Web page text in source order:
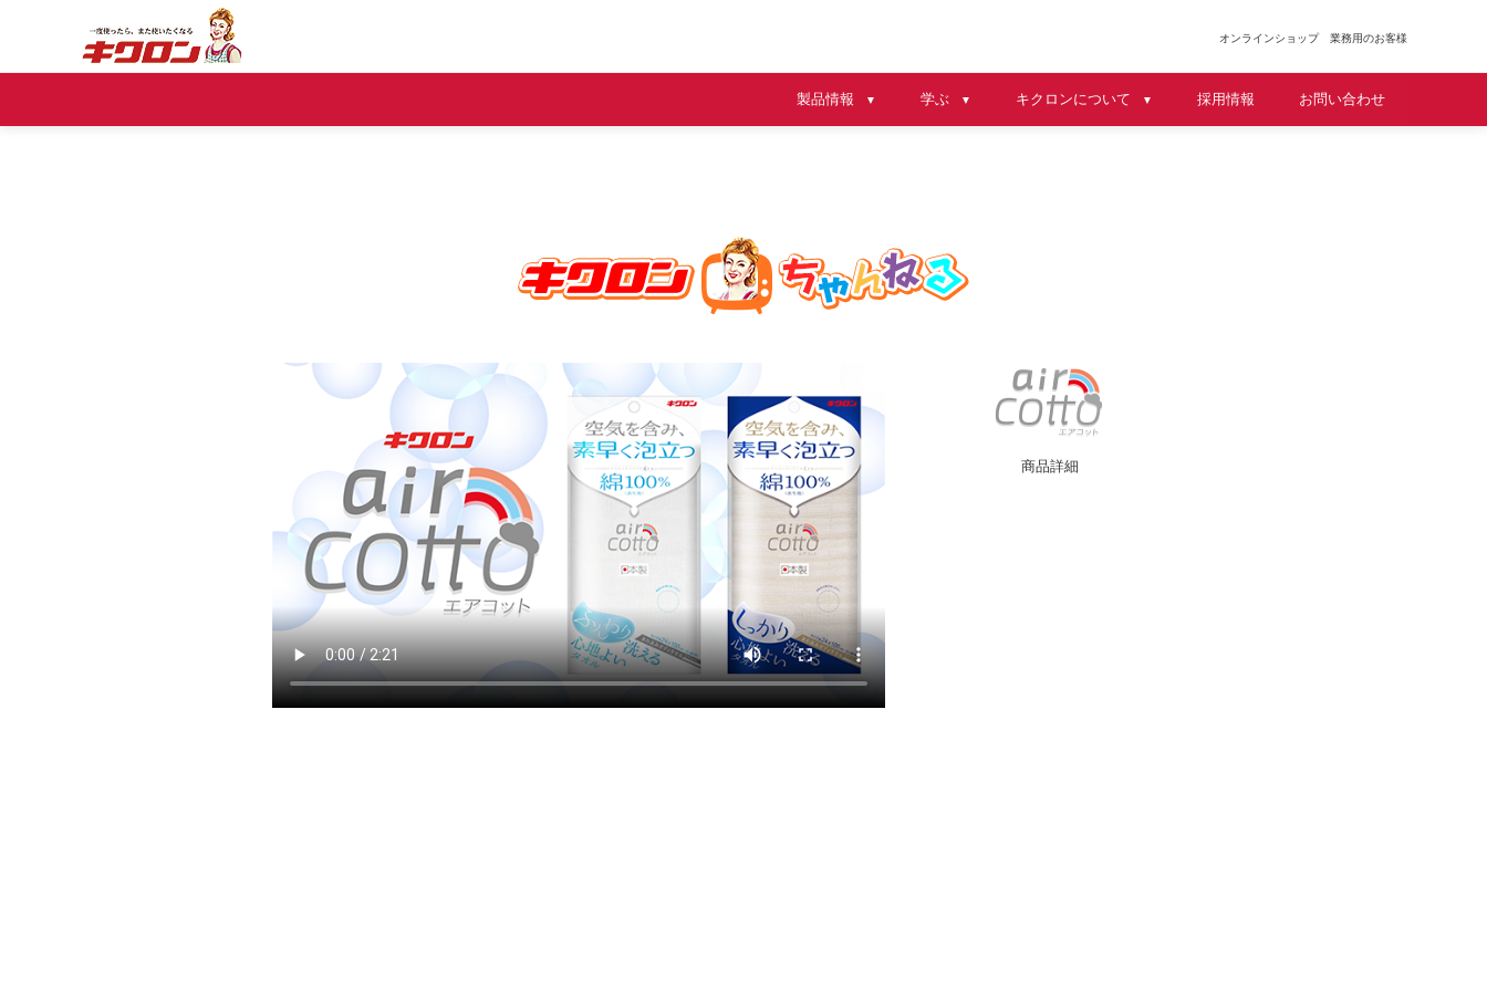
オンラインショップ 業務用のお客様
製品情報 ▼ 学ぶ ▼ キクロンについて ▼ 採用情報 お問い合わせ
商品詳細